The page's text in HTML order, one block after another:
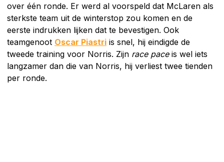
over één ronde. Er werd al voorspeld dat McLaren als
sterkste team uit de winterstop zou komen en de
eerste indrukken lijken dat te bevestigen. Ook
teamgenoot Oscar Piastri is snel, hij eindigde de
tweede training voor Norris. Zijn race paceis wel iets
langzamer dan die van Norris, hij verliest twee tienden
per ronde.